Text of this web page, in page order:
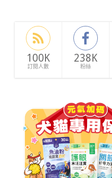
100K
訂閱人數
238K
粉絲